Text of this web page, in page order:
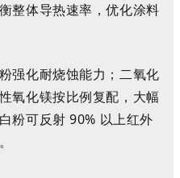
整体导热速率，优化涂料
强化耐烧蚀能力；二氧化
氧化镁按比例复配，大幅
粉可反射 90% 以上红外